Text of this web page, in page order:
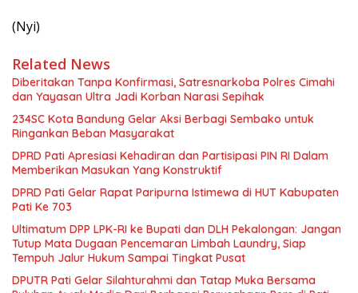
(Nyi)
Related News
Diberitakan Tanpa Konfirmasi, Satresnarkoba Polres Cimahi
dan Yayasan Ultra Jadi Korban Narasi Sepihak
234SC Kota Bandung Gelar Aksi Berbagi Sembako untuk
Ringankan Beban Masyarakat
DPRD Pati Apresiasi Kehadiran dan Partisipasi PIN RI Dalam
Memberikan Masukan Yang Konstruktif
DPRD Pati Gelar Rapat Paripurna Istimewa di HUT Kabupaten
Pati Ke 703
Ultimatum DPP LPK-RI ke Bupati dan DLH Pekalongan: Jangan
Tutup Mata Dugaan Pencemaran Limbah Laundry, Siap
Tempuh Jalur Hukum Sampai Tingkat Pusat
DPUTR Pati Gelar Silahturahmi dan Tatap Muka Bersama